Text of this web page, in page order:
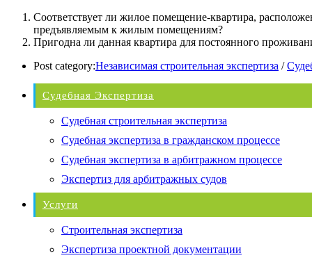
Соответствует ли жилое помещение-квартира,
предъявляемым к жилым помещениям?
Пригодна ли данная квартира для постоянного
Post category:Независимая строительная экспертиза /
Судебная Экспертиза
Судебная строительная экспертиза
Судебная экспертиза в гражданском процессе
Судебная экспертиза в арбитражном процессе
Экспертиз для арбитражных судов
Услуги
Строительная экспертиза
Экспертиза проектной документации